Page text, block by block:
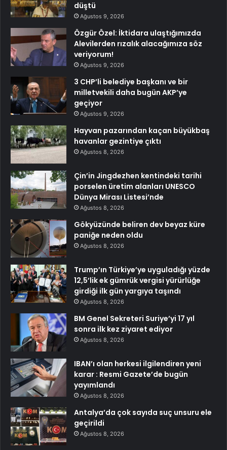
düştü
Ağustos 9, 2026
Özgür Özel: İktidara ulaştığımızda
Alevilerden rızalık alacağımıza söz
veriyorum!
Ağustos 9, 2026
3 CHP’li belediye başkanı ve bir
milletvekili daha bugün AKP’ye
geçiyor
Ağustos 9, 2026
Hayvan pazarından kaçan büyükbaş
havanlar gezintiye çıktı
Ağustos 8, 2026
Çin’in Jingdezhen kentindeki tarihi
porselen üretim alanları UNESCO
Dünya Mirası Listesi’nde
Ağustos 8, 2026
Gökyüzünde beliren dev beyaz küre
paniğe neden oldu
Ağustos 8, 2026
Trump’ın Türkiye’ye uyguladığı yüzde
12,5’lik ek gümrük vergisi yürürlüğe
girdiği ilk gün yargıya taşındı
Ağustos 8, 2026
BM Genel Sekreteri Suriye’yi 17 yıl
sonra ilk kez ziyaret ediyor
Ağustos 8, 2026
IBAN’ı olan herkesi ilgilendiren yeni
karar : Resmi Gazete’de bugün
yayımlandı
Ağustos 8, 2026
Antalya’da çok sayıda suç unsuru ele
geçirildi
Ağustos 8, 2026